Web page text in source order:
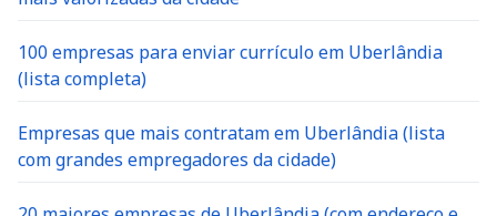
100 empresas para enviar currículo em Uberlândia
(lista completa)
Empresas que mais contratam em Uberlândia (lista
com grandes empregadores da cidade)
20 maiores empresas de Uberlândia (com endereço e